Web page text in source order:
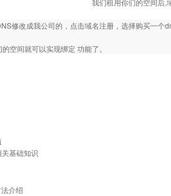
我们租用你们的空间后,
修改成我公司的，点击域名注册，选择购买一个
空间就可以实现绑定 功能了。
基础知识
介绍